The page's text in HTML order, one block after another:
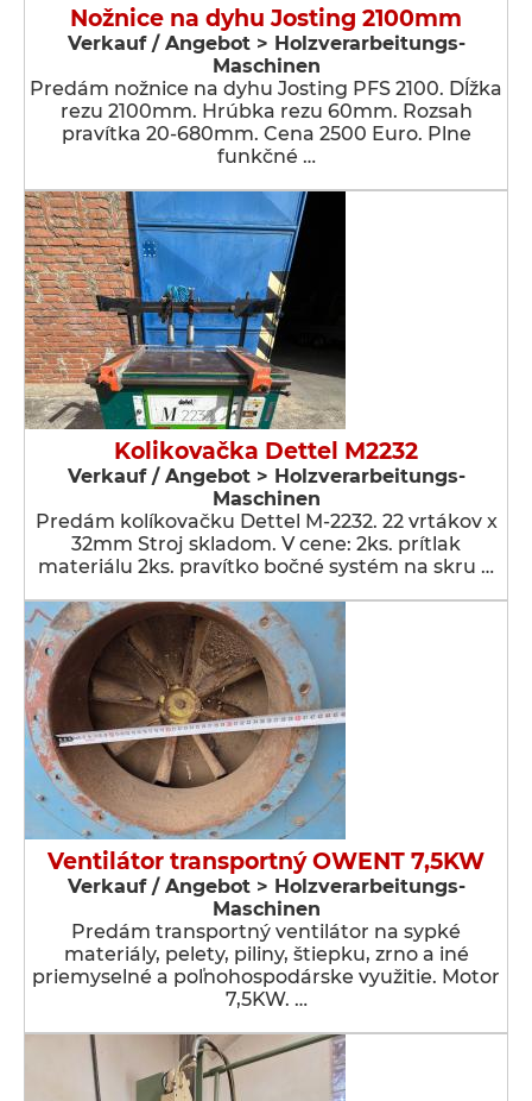
Nožnice na dyhu Josting 2100mm
Verkauf / Angebot > Holzverarbeitungs-
Maschinen
Predám nožnice na dyhu Josting PFS 2100. Dĺžka
rezu 2100mm. Hrúbka rezu 60mm. Rozsah
pravítka 20-680mm. Cena 2500 Euro. Plne
funkčné …
Kolikovačka Dettel M2232
Verkauf / Angebot > Holzverarbeitungs-
Maschinen
Predám kolíkovačku Dettel M-2232. 22 vrtákov x
32mm Stroj skladom. V cene: 2ks. prítlak
materiálu 2ks. pravítko bočné systém na skru …
Ventilátor transportný OWENT 7,5KW
Verkauf / Angebot > Holzverarbeitungs-
Maschinen
Predám transportný ventilátor na sypké
materiály, pelety, piliny, štiepku, zrno a iné
priemyselné a poľnohospodárske využitie. Motor
7,5KW. …